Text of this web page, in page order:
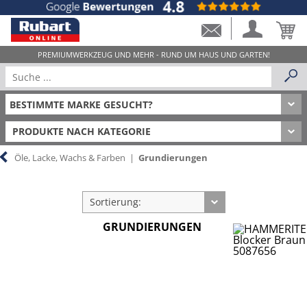
PRODUKTE NACH KATEGORIE
Öle, Lacke, Wachs & Farben |Grundierungen
Sortierung:
GRUNDIERUNGEN